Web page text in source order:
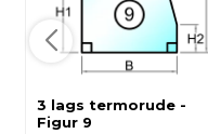
3 lags termorude -
Figur 9